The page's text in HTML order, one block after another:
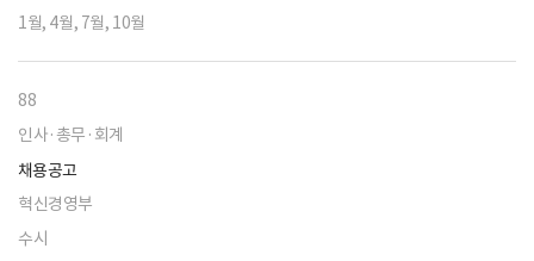
1월, 4월, 7월, 10월
88
인사·총무·회계
채용공고
혁신경영부
수시